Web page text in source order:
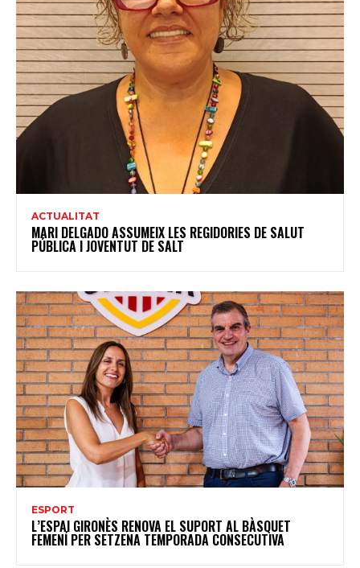
ACTUALITAT
MARI DELGADO ASSUMEIX LES REGIDORIES DE SALUT
PÚBLICA I JOVENTUT DE SALT
ESPORT
L’ESPAI GIRONÈS RENOVA EL SUPORT AL BÀSQUET
FEMENÍ PER SETZENA TEMPORADA CONSECUTIVA